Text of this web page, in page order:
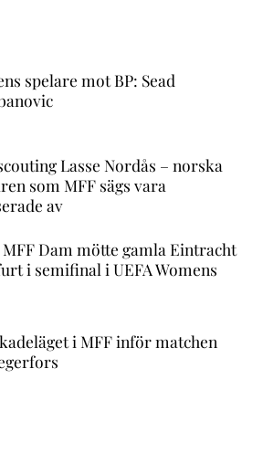
spelare mot BP: Sead
Lasse Nordås – norska
som MFF sägs vara
av
MFF Dam mötte gamla Eintracht
i semifinal i UEFA Womens
i MFF inför matchen